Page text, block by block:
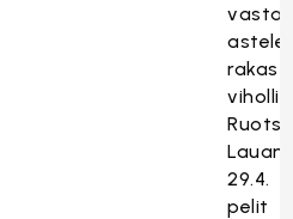
astelee
rakas
Ruotsi.
29.4.
pelit